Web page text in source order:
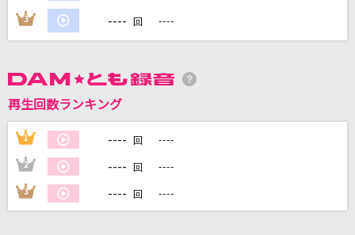
DAMに会員登録・ログインして
カラオケをもっと楽しもう！
家族や友達と一緒に！練習にも！
3 ---- 回 ----
再生回数ランキング
1 ---- 回 ----
2 ---- 回 ----
3 ---- 回 ----